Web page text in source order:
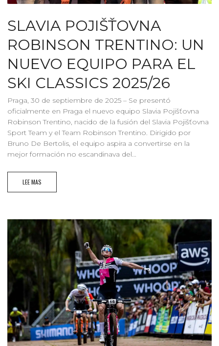
SLAVIA POJIŠŤOVNA
ROBINSON TRENTINO: UN
NUEVO EQUIPO PARA EL
SKI CLASSICS 2025/26
Praga, 30 de septiembre de 2025 – Se presentó
oficialmente en Praga el nuevo equipo Slavia Pojišťovna
Robinson Trentino, nacido de la fusión del Slavia Pojišťovna
Sport Team y el Team Robinson Trentino. Dirigido por
Bruno De Bertolis, el equipo aspira a convertirse en la
mejor formación no escandinava del...
LEE MAS